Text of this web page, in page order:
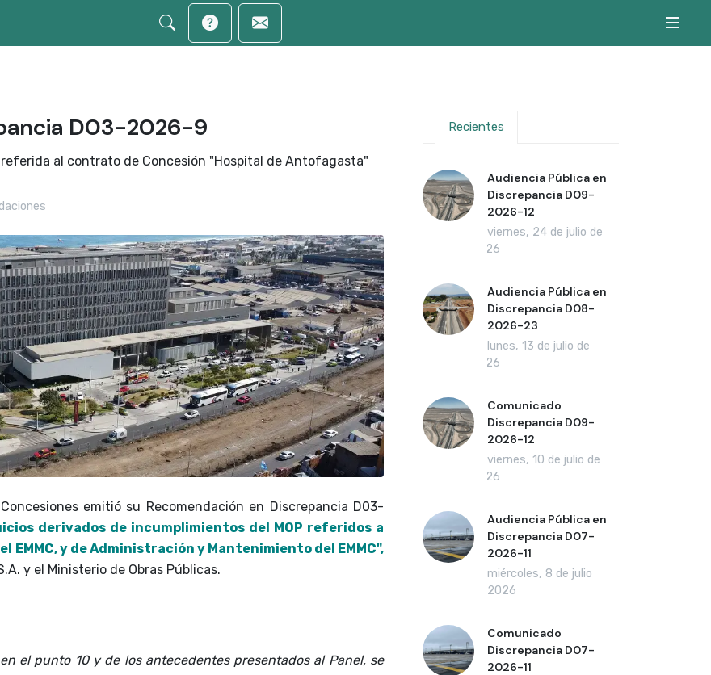
D03-2026-9
al contrato de Concesión "Hospital de Antofagasta"
emitió su Recomendación en Discrepancia D03-
derivados de incumplimientos del MOP referidos a
EMMC, y de Administración y Mantenimiento del EMMC",
y el Ministerio de Obras Públicas.
el punto 10 y de los antecedentes presentados al Panel, se
Recientes
Audiencia Pública en
Discrepancia D09-
2026-12
viernes, 24 de julio de
2026
Audiencia Pública en
Discrepancia D08-
2026-23
lunes, 13 de julio de
2026
Comunicado
Discrepancia D09-
2026-12
viernes, 10 de julio de
2026
Audiencia Pública en
Discrepancia D07-
2026-11
miércoles, 8 de julio
de 2026
Comunicado
Discrepancia D07-
2026-11